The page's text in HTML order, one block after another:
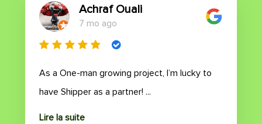
Achraf Ouali
7 mo ago
As a One-man growing project, I’m lucky to
have Shipper as a partner! ...
Lire la suite